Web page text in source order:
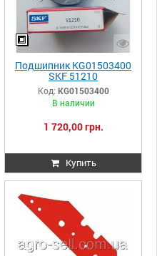
Подшипник KG01503400
SKF 51210
Код: KG01503400
В наличии
1 720,00 грн.
Купить